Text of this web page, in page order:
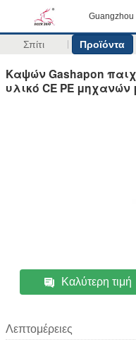
Guangzhou
Σπίτι Προϊόντα
Καψών Gashapon
υλικό CE PE μηχανών
Καλύτερη τιμή
Λεπτομέρειες